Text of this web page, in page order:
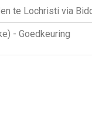
te Lochristi via
- Goedkeuring